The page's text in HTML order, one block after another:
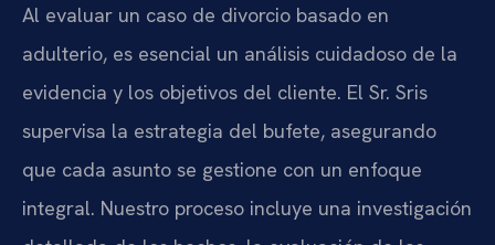
Al evaluar un caso de divorcio basado en
adulterio, es esencial un análisis cuidadoso de la
evidencia y los objetivos del cliente. El Sr. Sris
supervisa la estrategia del bufete, asegurando
que cada asunto se gestione con un enfoque
integral. Nuestro proceso incluye una investigación